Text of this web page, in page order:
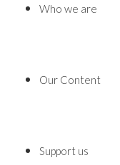
Who we are
Our Content
Support us